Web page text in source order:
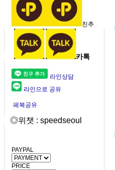
친추
카톡
라인상담
라인으로 공유
페북공유
◎위챗 : speedseoul
PAYPAL
PRICE